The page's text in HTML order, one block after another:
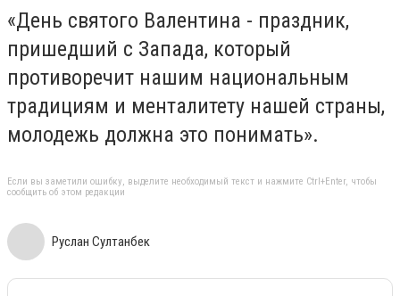
«День святого Валентина - праздник,
пришедший с Запада, который
противоречит нашим национальным
традициям и менталитету нашей страны,
молодежь должна это понимать».
Если вы заметили ошибку, выделите необходимый текст и нажмите Ctrl+Enter, чтобы
сообщить об этом редакции
Руслан Султанбек